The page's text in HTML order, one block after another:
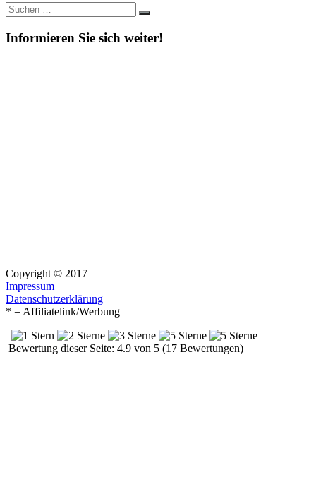
Suche
nach:
Suchen
Informieren Sie sich weiter!
Copyright © 2017
Impressum
Datenschutzerklärung
* = Affiliatelink/Werbung
Bewertung dieser Seite: 4.9 von 5 (17 Bewertungen)